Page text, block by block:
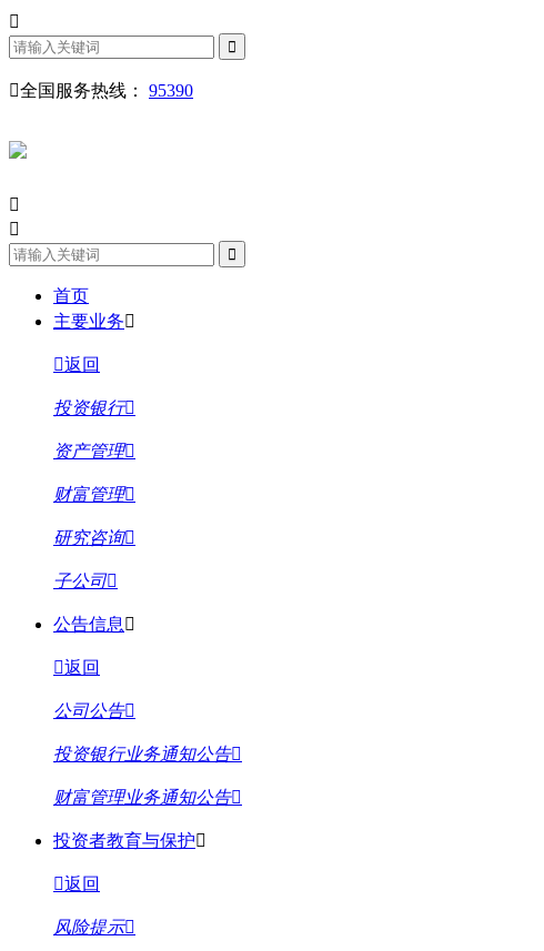
全国服务热线： 95390
首页
主要业务
返回
投资银行
资产管理
财富管理
研究咨询
子公司
公告信息
返回
公司公告
投资银行业务通知公告
财富管理业务通知公告
投资者教育与保护
返回
风险提示